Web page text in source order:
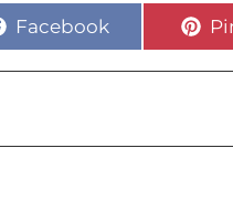
Facebook